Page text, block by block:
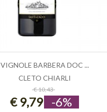
ESAURITO
VIGNOLE BARBERA DOC ...
CLETO CHIARLI
€ 10,43
€ 9,79 -6%